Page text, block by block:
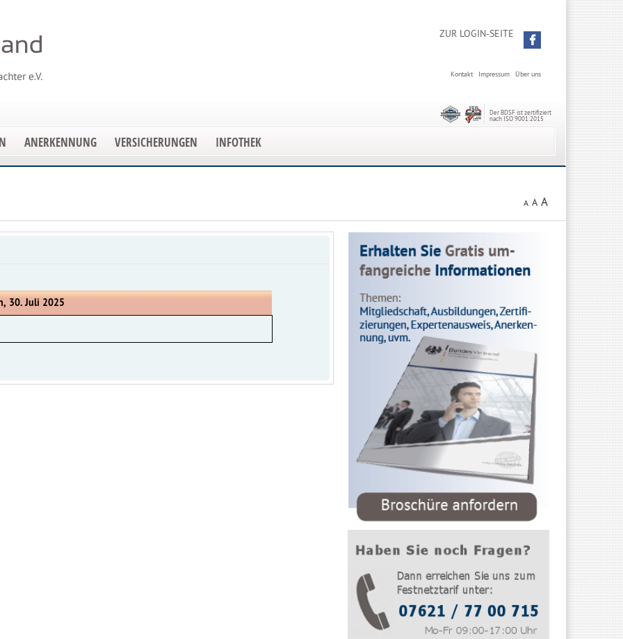
ZUR LOGIN-SEITE
Über uns
Impressum
Kontakt
Der BDSF ist zertifiziert
nach ISO 9001:2015
ANERKENNUNG VERSICHERUNGEN INFOTHEK
A A A
30. Juli 2025